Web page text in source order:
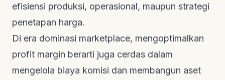
efisiensi produksi, operasional, maupun strategi
penetapan harga.
Di era dominasi marketplace, mengoptimalkan
profit margin berarti juga cerdas dalam
mengelola biaya komisi dan membangun aset